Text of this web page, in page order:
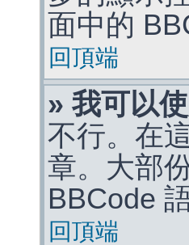
面中的
回頂端
» 我可以
不行。在
章。大部
BBCode
回頂端